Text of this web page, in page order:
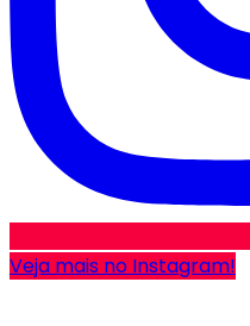
Veja mais no Instagram!